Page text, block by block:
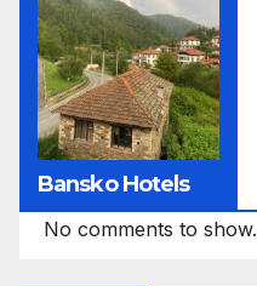
Bansko Hotels
No comments to show.